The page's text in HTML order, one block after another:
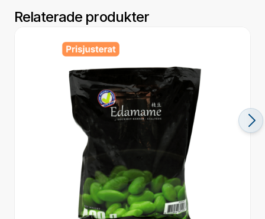
Relaterade produkter